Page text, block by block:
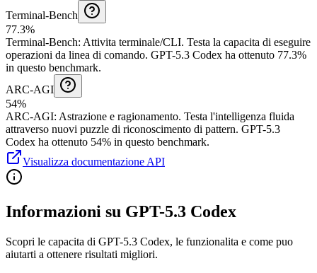
Terminal-Bench
77.3%
Terminal-Bench: Attivita terminale/CLI. Testa la capacita di eseguire
operazioni da linea di comando. GPT-5.3 Codex ha ottenuto 77.3%
in questo benchmark.
ARC-AGI
54%
ARC-AGI: Astrazione e ragionamento. Testa l'intelligenza fluida
attraverso nuovi puzzle di riconoscimento di pattern. GPT-5.3
Codex ha ottenuto 54% in questo benchmark.
Visualizza documentazione API
Informazioni su GPT-5.3 Codex
Scopri le capacita di GPT-5.3 Codex, le funzionalita e come puo
aiutarti a ottenere risultati migliori.